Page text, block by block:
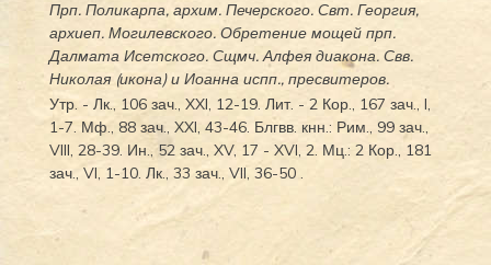
Прп. Поликарпа, архим. Печерского. Свт. Георгия,
архиеп. Могилевского. Обретение мощей прп.
ДалматаИсетского. Сщмч.Алфеядиакона. Свв.
Николая(икона) и Иоаннаиспп., пресвитеров.
Утр. - Лк., 106 зач., XXI, 12-19. Лит. - 2 Кор., 167 зач., I,
1-7. Мф., 88 зач., XXI, 43-46. Блгвв. кнн.: Рим., 99 зач.,
VIII, 28-39. Ин., 52 зач., XV, 17 - XVI, 2. Мц.: 2 Кор., 181
зач., VI, 1-10. Лк., 33 зач., VII, 36-50 .